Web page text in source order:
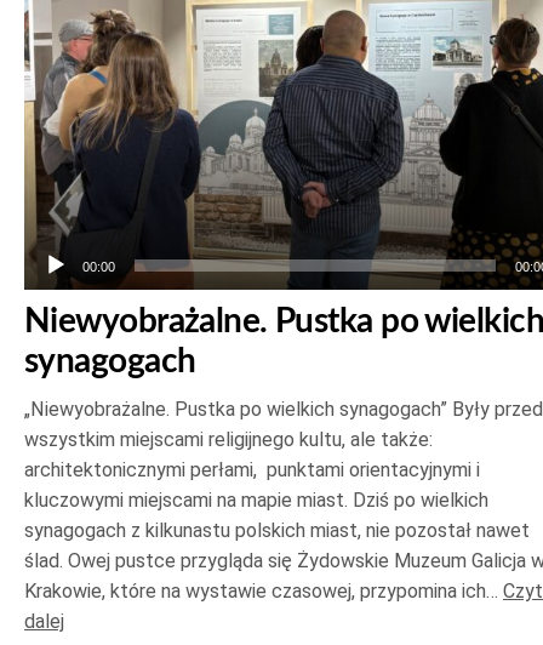
00:00
Niewyobrażalne. Pustka po wielkich
synagogach
„Niewyobrażalne. Pustka po wielkich synagogach” Były
wszystkim miejscami religijnego kultu, ale także:
architektonicznymi perłami, punktami orientacyjnymi i
kluczowymi miejscami na mapie miast. Dziś po wielkich
synagogach z kilkunastu polskich miast, nie pozostał nawet
ślad. Owej pustce przygląda się Żydowskie Muzeum Galicja
Krakowie, które na wystawie czasowej, przypomina ich…
dalej